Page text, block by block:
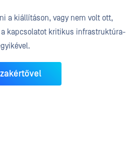
a kiállításon, vagy nem volt ott,
kapcsolatot kritikus infrastruktúra-